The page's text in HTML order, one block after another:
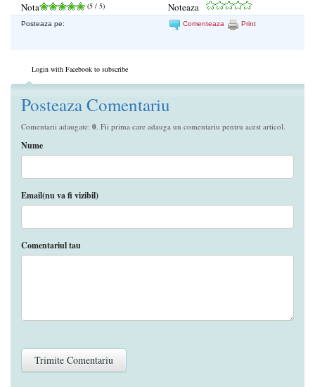
Nota (5 / 5) Noteaza
Posteaza pe: Comenteaza Print
Login with Facebook to subscribe
Posteaza Comentariu
Comentarii adaugate: 0. Fii prima care adauga un comentariu pentru acest articol.
Nume
Email(nu va fi vizibil)
Comentariul tau